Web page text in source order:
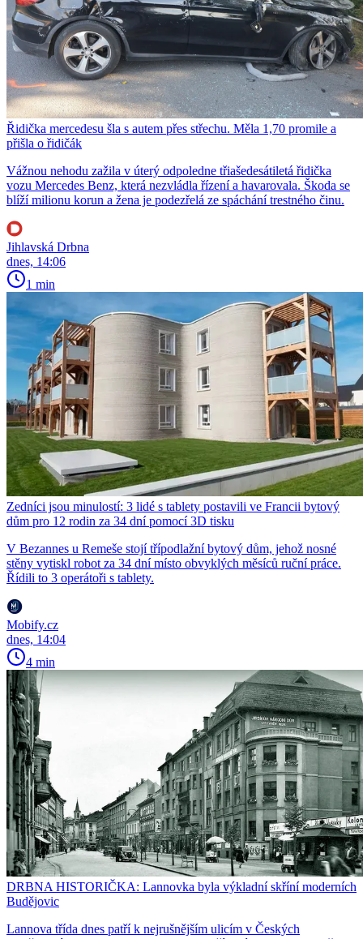
Řidička mercedesu šla s autem přes střechu. Měla 1,70 promile a
přišla o řidičák
Vážnou nehodu zažila v úterý odpoledne třiašedesátiletá řidička
vozu Mercedes Benz, která nezvládla řízení a havarovala. Škoda se
blíží milionu korun a žena je podezřelá ze spáchání trestného činu.
Jihlavská Drbna
dnes, 14:06
1 min
Zedníci jsou minulostí: 3 lidé s tablety postavili ve Francii bytový
dům pro 12 rodin za 34 dní pomocí 3D tisku
V Bezannes u Remeše stojí třípodlažní bytový dům, jehož nosné
stěny vytiskl robot za 34 dní místo obvyklých měsíců ruční práce.
Řídili to 3 operátoři s tablety.
Mobify.cz
dnes, 14:04
4 min
DRBNA HISTORIČKA: Lannovka byla výkladní skříní moderních
Budějovic
Lannova třída dnes patří k nejrušnějším ulicím v Českých